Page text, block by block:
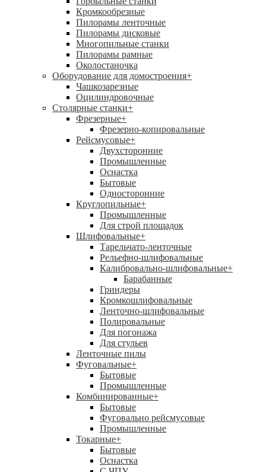
Кромкообрезные
Пилорамы ленточные
Пилорамы дисковые
Многопильные станки
Пилорамы рамные
Околостаночка
Оборудование для домостроения+
Чашкозарезные
Оцилиндровочные
Столярные станки+
Фрезерные+
Фрезерно-копировальные
Рейсмусовые+
Двухсторонние
Промышленные
Оснастка
Бытовые
Односторонние
Круглопильные+
Промышленные
Для строй площадок
Шлифовальные+
Тарельчато-ленточные
Рельефно-шлифовальные
Калибровально-шлифовальные+
Барабанные
Гриндеры
Кромкошлифовальные
Ленточно-шлифовальные
Полировальные
Для погонажа
Для стульев
Ленточные пилы
Фуговальные+
Бытовые
Промышленные
Комбинированные+
Бытовые
Фуговально рейсмусовые
Промышленные
Токарные+
Бытовые
Оснастка